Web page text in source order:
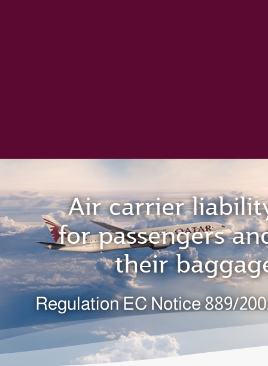
Air carrier
for passengers
their
Regulation EC Notice 889/